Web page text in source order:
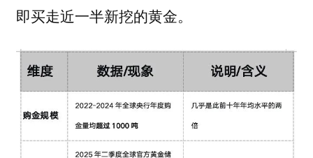
即买走近一半新挖的黄金。